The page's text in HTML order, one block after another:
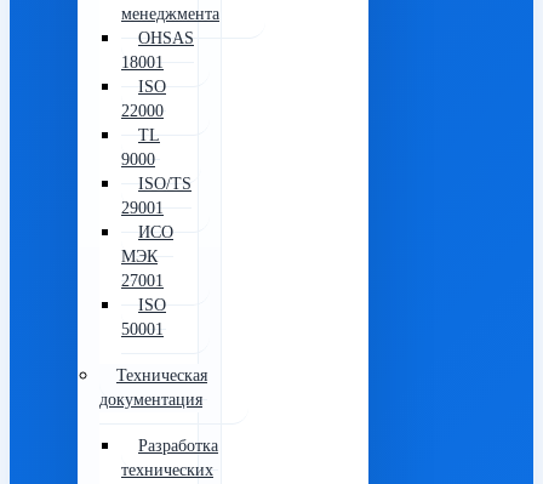
менеджмента
OHSAS
18001
ISO
22000
TL
9000
ISO/TS
29001
ИСО
МЭК
27001
ISO
50001
Техническая
документация
Разработка
технических